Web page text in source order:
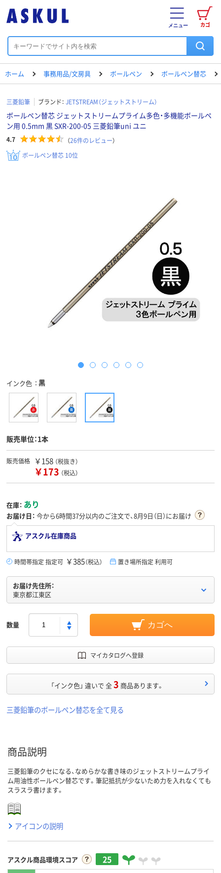
カゴ
メニュー
ホーム 事務用品/文房具 ボールペン ボールペン替芯
三菱鉛筆 ブランド： JETSTREAM（ジェットストリーム）
ボールペン替芯 ジェットストリームプライム多色・多機能ボールペ
ン用 0.5mm 黒 SXR-200-05 三菱鉛筆uni ユニ
4.7 （26件のレビュー）
ボールペン替芯 10位
インク色 黒
販売単位：1本
販売価格 ￥158 （税抜き）
￥173 （税込）
在庫： あり
お届け日： 今から6時間37分以内のご注文で、8月9日（日）にお届け
アスクル在庫商品
時間帯指定 指定可 ￥385（税込） 置き場所指定 利用可
お届け先住所：
東京都江東区
数量 カゴへ
マイカタログへ登録
「インク色」 違いで 全3 商品あります。
三菱鉛筆のボールペン替芯を全て見る
商品説明
三菱鉛筆のクセになる、なめらかな書き味のジェットストリームプライ
ム用油性ボールペン替芯です。筆記抵抗が少ないため力を入れなくても
スラスラ書けます。
アイコンの説明
アスクル商品環境スコア 25